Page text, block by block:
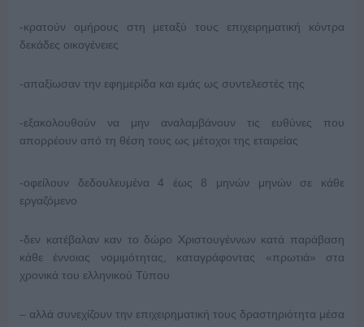
-κρατούν ομήρους στη μεταξύ τους επιχειρηματική κόντρα
δεκάδες οικογένειες
-απαξίωσαν την εφημερίδα και εμάς ως συντελεστές της
-εξακολουθούν να μην αναλαμβάνουν τις ευθύνες που
απορρέουν από τη θέση τους ως μέτοχοι της εταιρείας
-οφείλουν δεδουλευμένα 4 έως 8 μηνών μηνών σε κάθε
εργαζόμενο
-δεν κατέβαλαν καν το δώρο Χριστουγέννων κατά παράβαση
κάθε έννοιας νομιμότητας, καταγράφοντας «πρωτιά» στα
χρονικά του ελληνικού Τύπου
– αλλά συνεχίζουν την επιχειρηματική τους δραστηριότητα μέσα